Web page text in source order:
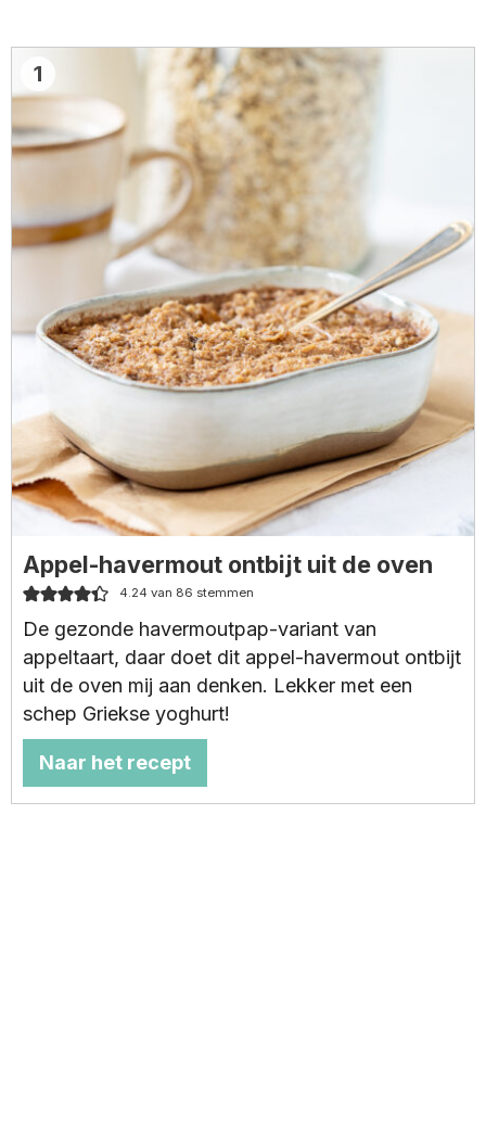
1
Appel-havermout ontbijt uit de oven
4.24 van 86 stemmen
De gezonde havermoutpap-variant van
appeltaart, daar doet dit appel-havermout ontbijt
uit de oven mij aan denken. Lekker met een
schep Griekse yoghurt!
Naar het recept